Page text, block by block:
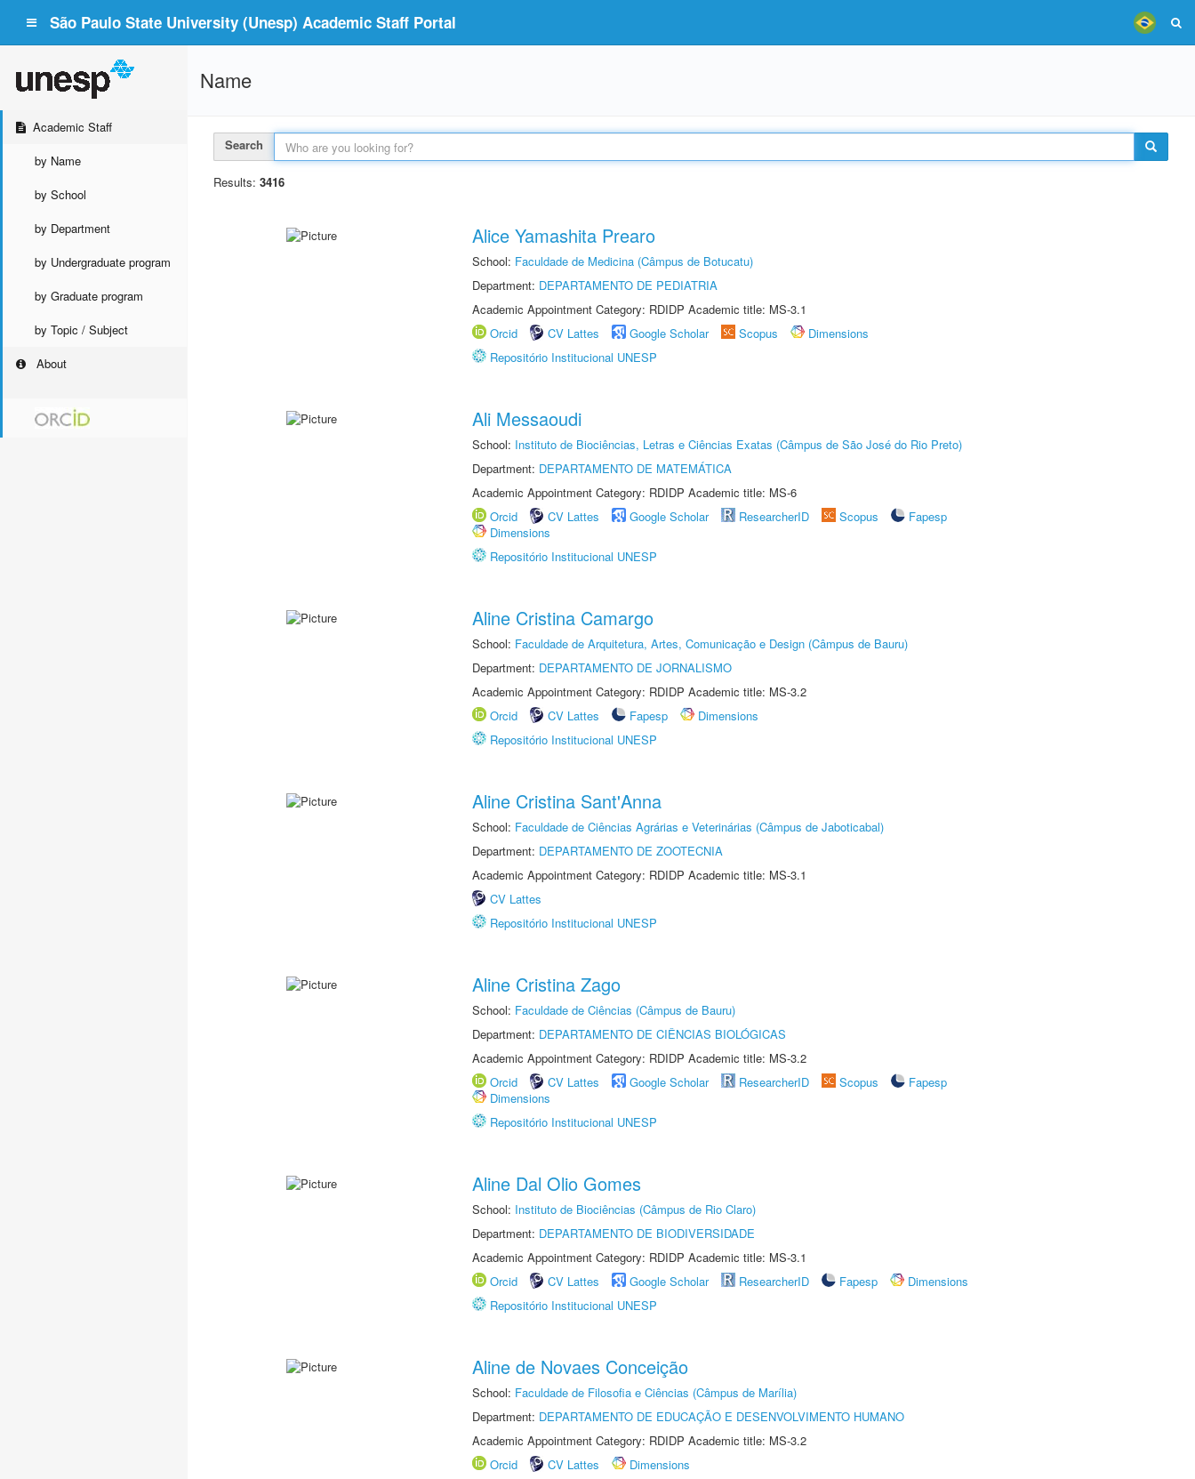
São Paulo State University (Unesp) Academic Staff Portal
Academic Staff
by Name
by School
by Department
by Undergraduate program
by Graduate program
by Topic / Subject
About
Name
Search
Results: 3416
Alice Yamashita Prearo
School: Faculdade de Medicina (Câmpus de Botucatu)
Department: DEPARTAMENTO DE PEDIATRIA
Academic Appointment Category: RDIDP Academic title: MS-3.1
Orcid
CV Lattes Google Scholar Scopus
Dimensions
Repositório Institucional UNESP
Ali Messaoudi
School: Instituto de Biociências, Letras e Ciências Exatas (Câmpus de São José do Rio Preto)
Department: DEPARTAMENTO DE MATEMÁTICA
Academic Appointment Category: RDIDP Academic title: MS-6
Orcid
CV Lattes Google Scholar ResearcherID Scopus
Fapesp
Dimensions
Repositório Institucional UNESP
Aline Cristina Camargo
School: Faculdade de Arquitetura, Artes, Comunicação e Design (Câmpus de Bauru)
Department: DEPARTAMENTO DE JORNALISMO
Academic Appointment Category: RDIDP Academic title: MS-3.2
Orcid
CV Lattes Fapesp
Dimensions
Repositório Institucional UNESP
Aline Cristina Sant'Anna
School: Faculdade de Ciências Agrárias e Veterinárias (Câmpus de Jaboticabal)
Department: DEPARTAMENTO DE ZOOTECNIA
Academic Appointment Category: RDIDP Academic title: MS-3.1
CV Lattes
Repositório Institucional UNESP
Aline Cristina Zago
School: Faculdade de Ciências (Câmpus de Bauru)
Department: DEPARTAMENTO DE CIÊNCIAS BIOLÓGICAS
Academic Appointment Category: RDIDP Academic title: MS-3.2
Orcid
CV Lattes Google Scholar ResearcherID Scopus
Fapesp
Dimensions
Repositório Institucional UNESP
Aline Dal Olio Gomes
School: Instituto de Biociências (Câmpus de Rio Claro)
Department: DEPARTAMENTO DE BIODIVERSIDADE
Academic Appointment Category: RDIDP Academic title: MS-3.1
Orcid
CV Lattes Google Scholar ResearcherID Fapesp
Dimensions
Repositório Institucional UNESP
Aline de Novaes Conceição
School: Faculdade de Filosofia e Ciências (Câmpus de Marília)
Department: DEPARTAMENTO DE EDUCAÇÃO E DESENVOLVIMENTO HUMANO
Academic Appointment Category: RDIDP Academic title: MS-3.2
Orcid
CV Lattes
Dimensions